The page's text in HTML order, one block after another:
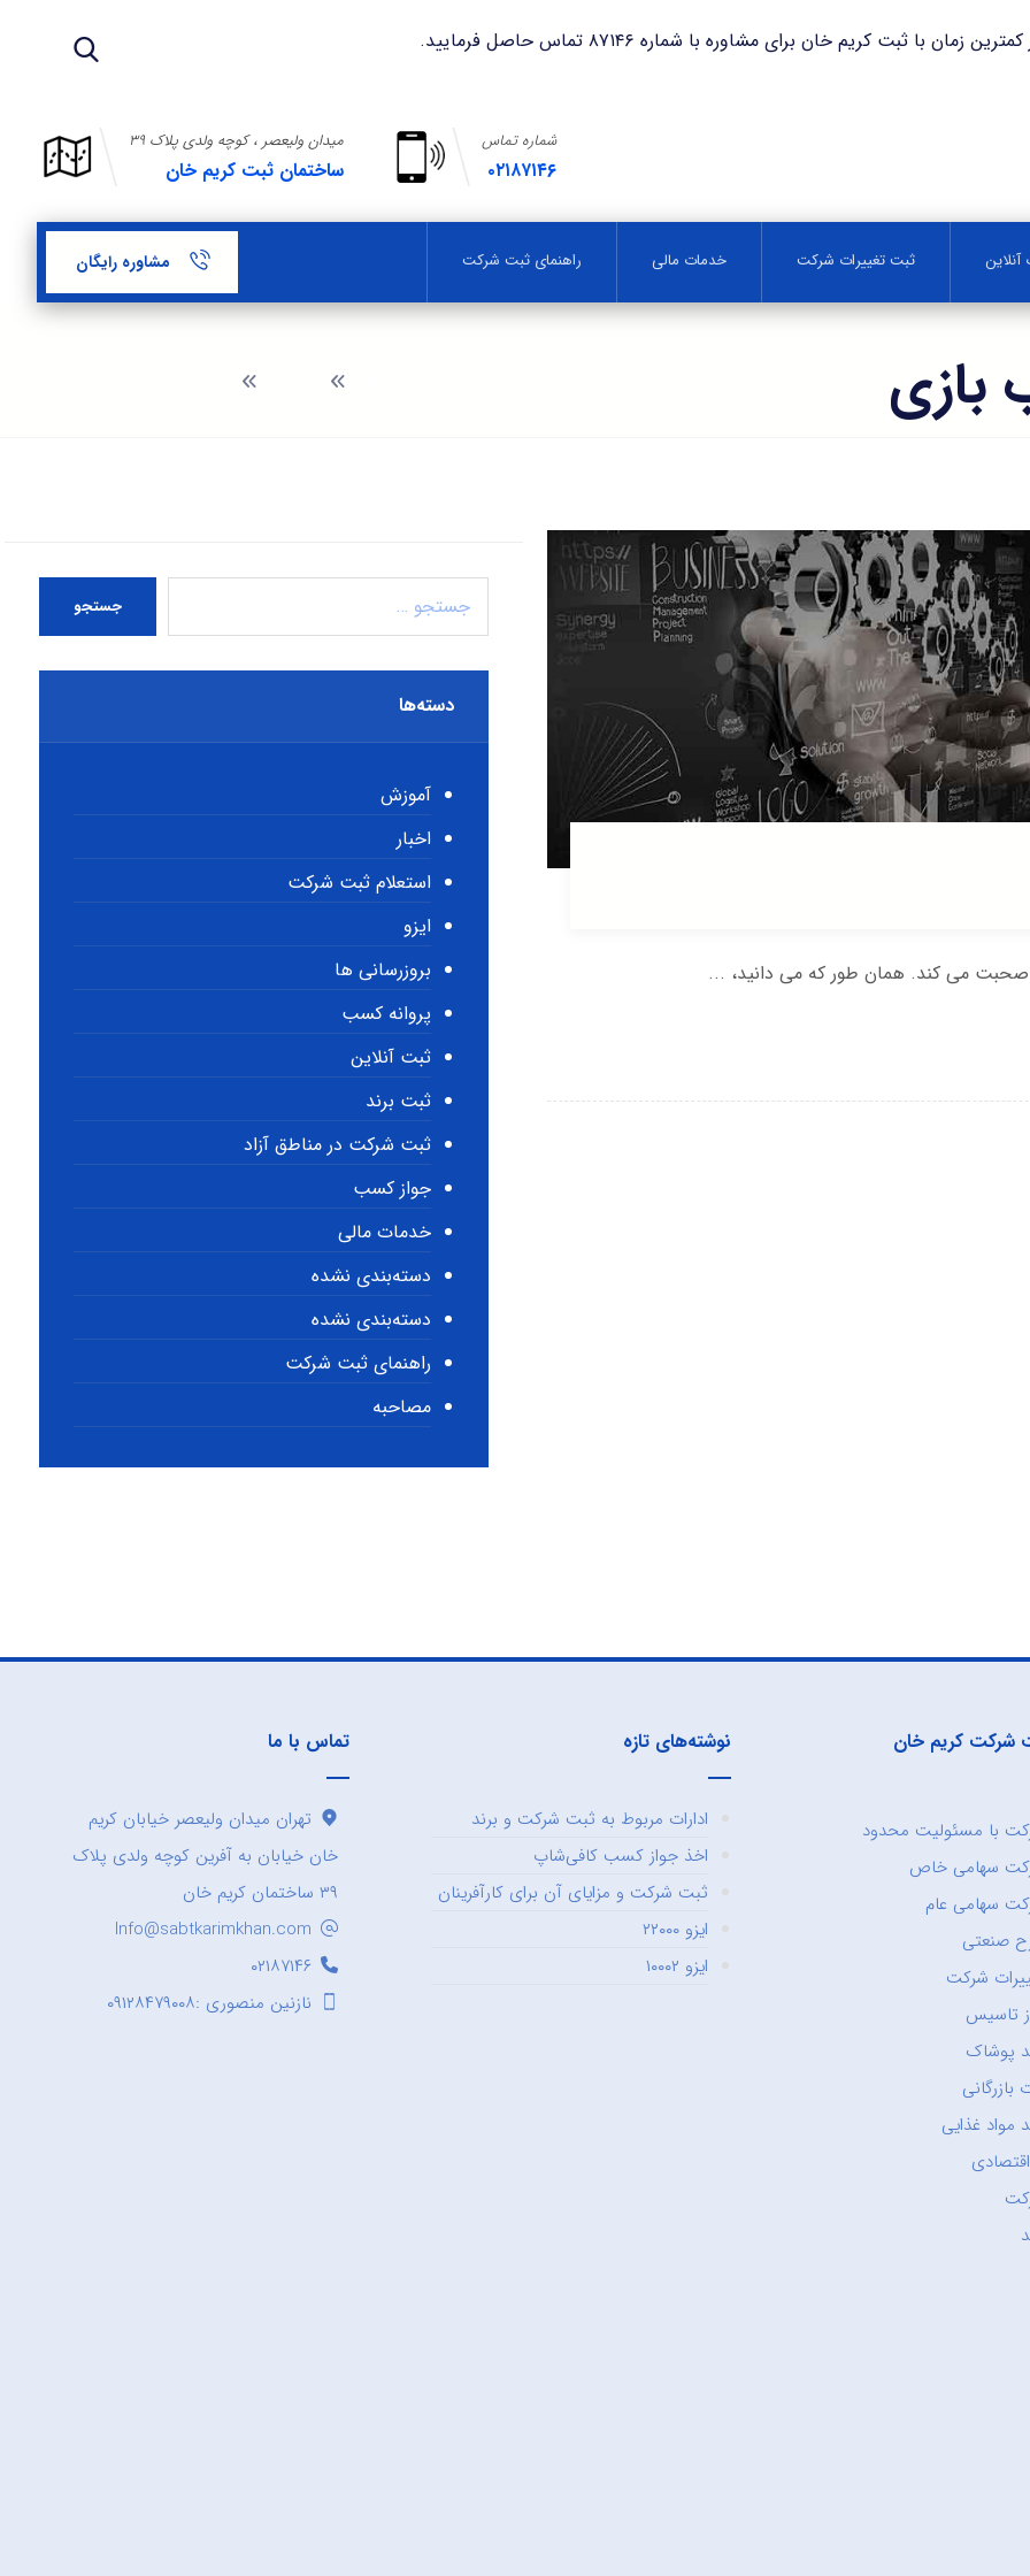
کریم خان برای مشاوره با شماره ۸۷۱۴۶ تماس حاصل فرمایید.
میدان ولیعصر ، کوچه ولدی پلاک ۳۹
ساختمان ثبت کریم خان
شماره تماس
۰۲۱۸۷۱۴۶
ثبت تغییرات شرکت خدمات مالی راهنمای ثبت شرکت مشاوره رایگان
بازی
می کند. همان طور که می دانید، ...
جستجو
دسته‌ها
آموزش
اخبار
استعلام ثبت شرکت
ایزو
بروزرسانی ها
پروانه کسب
ثبت آنلاین
ثبت برند
ثبت شرکت در مناطق آزاد
جواز کسب
خدمات مالی
دسته‌بندی نشده
دسته‌بندی نشده
راهنمای ثبت شرکت
مصاحبه
شرکت کریم خان
با مسئولیت محدود
سهامی خاص
سهامی عام
صنعتی
شرکت
تاسیس
پوشاک
بازرگانی
مواد غذایی
نوشته‌های تازه
ادارات مربوط به ثبت شرکت و برند
اخذ جواز کسب کافی‌شاپ
ثبت شرکت و مزایای آن برای کارآفرینان
ایزو ۲۲۰۰۰
ایزو ۱۰۰۰۲
تماس با ما
تهران میدان ولیعصر خیابان کریم
خان خیابان به آفرین کوچه ولدی پلاک
۳۹ ساختمان کریم خان
Info@sabtkarimkhan.com
۰۲۱۸۷۱۴۶
نازنین منصوری :۰۹۱۲۸۴۷۹۰۰۸